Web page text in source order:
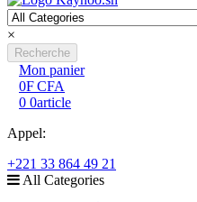
×
Recherche
Mon panier
0F CFA
0 0article
Appel:
+221 33 864 49 21
All Categories